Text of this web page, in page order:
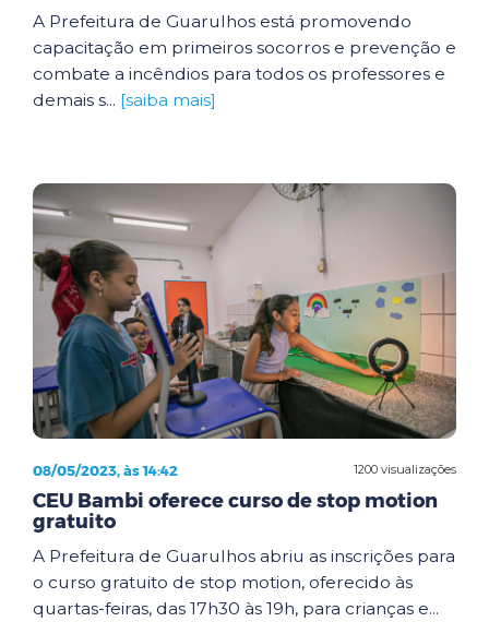
A Prefeitura de Guarulhos está promovendo
capacitação em primeiros socorros e prevenção e
combate a incêndios para todos os professores e
demais s... [saiba mais]
1200 visualizações
08/05/2023, às 14:42
CEU Bambi oferece curso de stop motion
gratuito
A Prefeitura de Guarulhos abriu as inscrições para
o curso gratuito de stop motion, oferecido às
quartas-feiras, das 17h30 às 19h, para crianças e...